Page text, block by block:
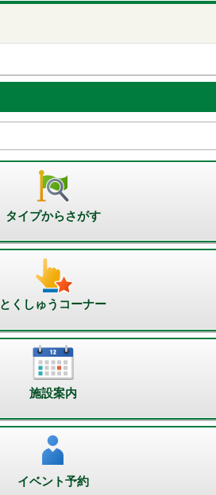
タイプからさがす
とくしゅうコーナー
施設案内
イベント予約